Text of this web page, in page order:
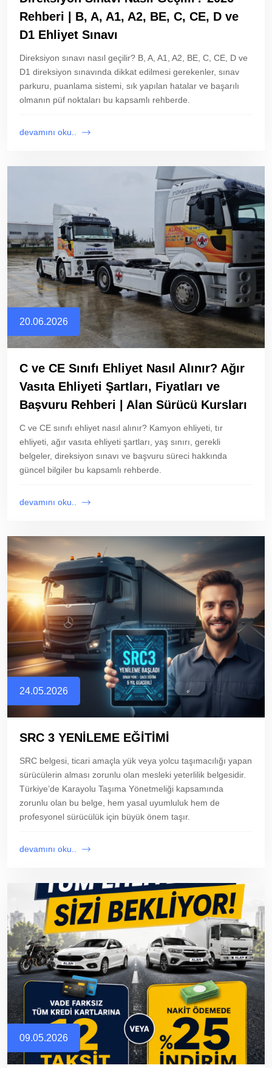
Rehberi | B, A, A1, A2, BE, C, CE, D ve
D1 Ehliyet Sınavı
Direksiyon sınavı nasıl geçilir? B, A, A1, A2, BE, C, CE, D ve
D1 direksiyon sınavında dikkat edilmesi gerekenler, sınav
parkuru, puanlama sistemi, sık yapılan hatalar ve başarılı
olmanın püf noktaları bu kapsamlı rehberde.
devamını oku..
20.06.2026
C ve CE Sınıfı Ehliyet Nasıl Alınır? Ağır
Vasıta Ehliyeti Şartları, Fiyatları ve
Başvuru Rehberi | Alan Sürücü Kursları
C ve CE sınıfı ehliyet nasıl alınır? Kamyon ehliyeti, tır
ehliyeti, ağır vasıta ehliyeti şartları, yaş sınırı, gerekli
belgeler, direksiyon sınavı ve başvuru süreci hakkında
güncel bilgiler bu kapsamlı rehberde.
devamını oku..
24.05.2026
SRC 3 YENİLEME EĞİTİMİ
SRC belgesi, ticari amaçla yük veya yolcu taşımacılığı yapan
sürücülerin alması zorunlu olan mesleki yeterlilik belgesidir.
Türkiye’de Karayolu Taşıma Yönetmeliği kapsamında
zorunlu olan bu belge, hem yasal uyumluluk hem de
profesyonel sürücülük için büyük önem taşır.
devamını oku..
09.05.2026